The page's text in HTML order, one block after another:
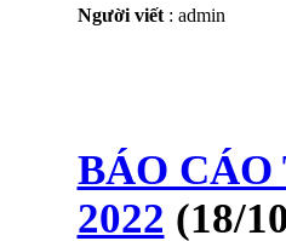
Người viết: admin
BÁO
2022 (18/